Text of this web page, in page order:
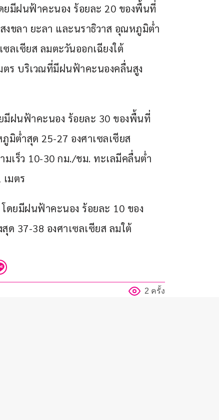
ยมีฝนฟ้าคะนอง ร้อยละ 20 ของพื้นที่
งขลา ยะลา และนราธิวาส อุณหภูมิต่ำ
ลเซียส ลมตะวันออกเฉียงใต้
ตร บริเวณที่มีฝนฟ้าคะนองคลื่นสูง
มีฝนฟ้าคะนอง ร้อยละ 30 ของพื้นที่
มิต่ำสุด 25-27 องศาเซลเซียส
เร็ว 10-30 กม./ชม. ทะเลมีคลื่นต่ำ
มตร
ดยมีฝนฟ้าคะนอง ร้อยละ 10 ของ
37-38 องศาเซลเซียส ลมใต้
2 ครั้ง